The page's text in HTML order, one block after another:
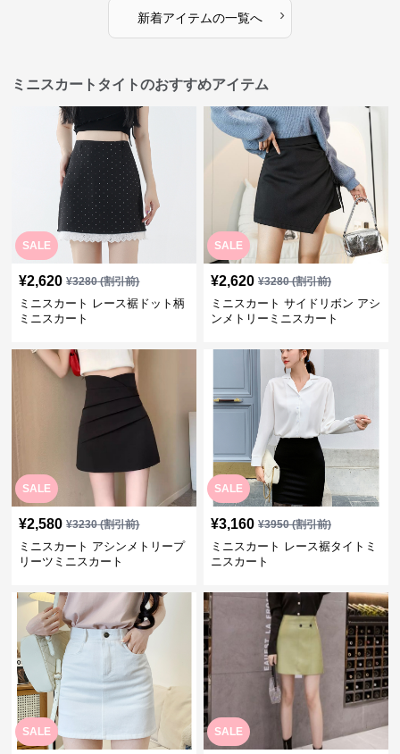
新着アイテムの一覧へ ›
ミニスカートタイトのおすすめアイテム
SALE
¥2,620 ¥3280(割引前)
ミニスカート レース裾ドット柄
ミニスカート
SALE
¥2,620 ¥3280(割引前)
ミニスカート サイドリボン アシ
ンメトリーミニスカート
SALE
¥2,580 ¥3230(割引前)
ミニスカート アシンメトリープ
リーツミニスカート
SALE
¥3,160 ¥3950(割引前)
ミニスカート レース裾タイトミ
ニスカート
SALE SALE